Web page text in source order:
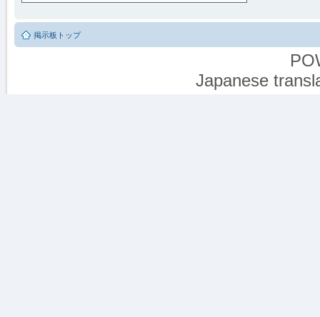
掲示板トップ
Japanese